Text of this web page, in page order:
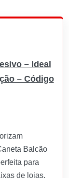
– Ideal
– Código
Balcão
para
de lojas,